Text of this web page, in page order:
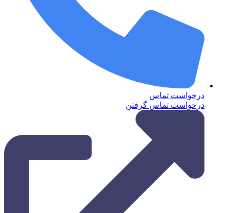
درخواست تماس
درخواست تماس گرفتن